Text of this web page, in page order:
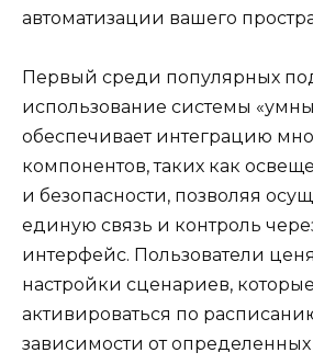
автоматизации вашего
Первый среди популярных
использование системы
обеспечивает интеграцию
компонентов, таких как
и безопасности, позволяя
единую связь и контроль
интерфейс. Пользователи
настройки сценариев,
активироваться по
зависимости от